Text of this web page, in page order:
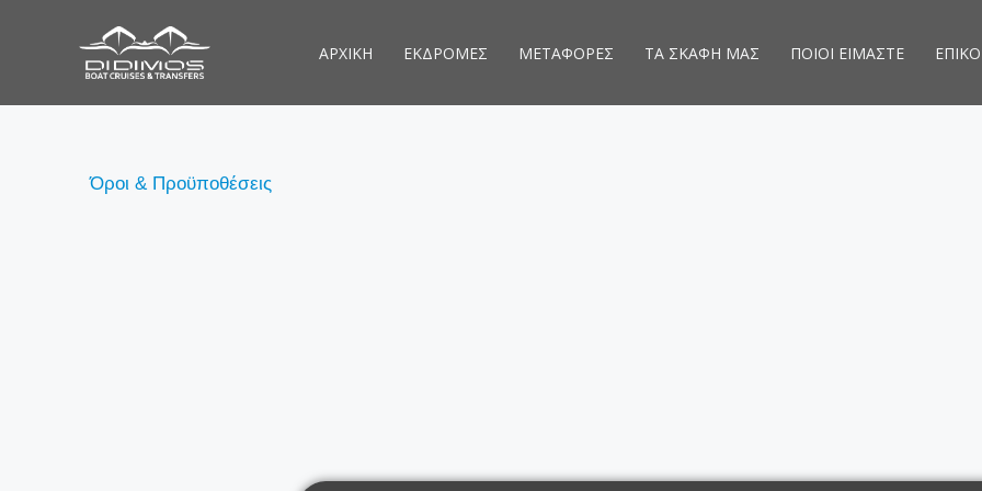
περιεχόμενο
ΑΡΧΙΚΗ ΕΚΔΡΟΜΕΣ ΜΕΤΑΦΟΡΕΣ ΤΑ ΣΚΑΦΗ ΜΑΣ ΠΟΙΟΙ ΕΙΜΑΣΤΕ
Όροι & Προϋποθέσεις